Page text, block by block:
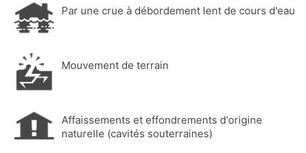
Par une crue à débordement lent de cours d'eau
Mouvement de terrain
Affaissements et effondrements d'origine
naturelle (cavités souterraines)